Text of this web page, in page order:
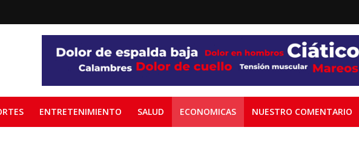
ENTRETENIMIENTO SALUD ECONOMICAS NUESTRO COMENTARIO